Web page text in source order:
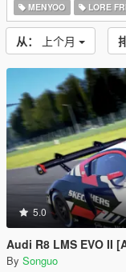
MENYOO
LORE
从： 上个月
5.0
Audi R8 LMS EVO II
By Songuo